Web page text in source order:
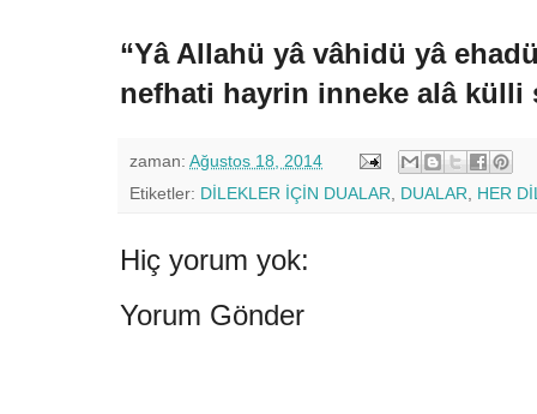
“Yâ Allahü yâ vâhidü yâ
nefhati hayrin inneke alâ külli
zaman: Ağustos 18, 2014
Etiketler: DİLEKLER İÇİN DUALAR DUALAR HER
Hiç yorum yok:
Yorum Gönder